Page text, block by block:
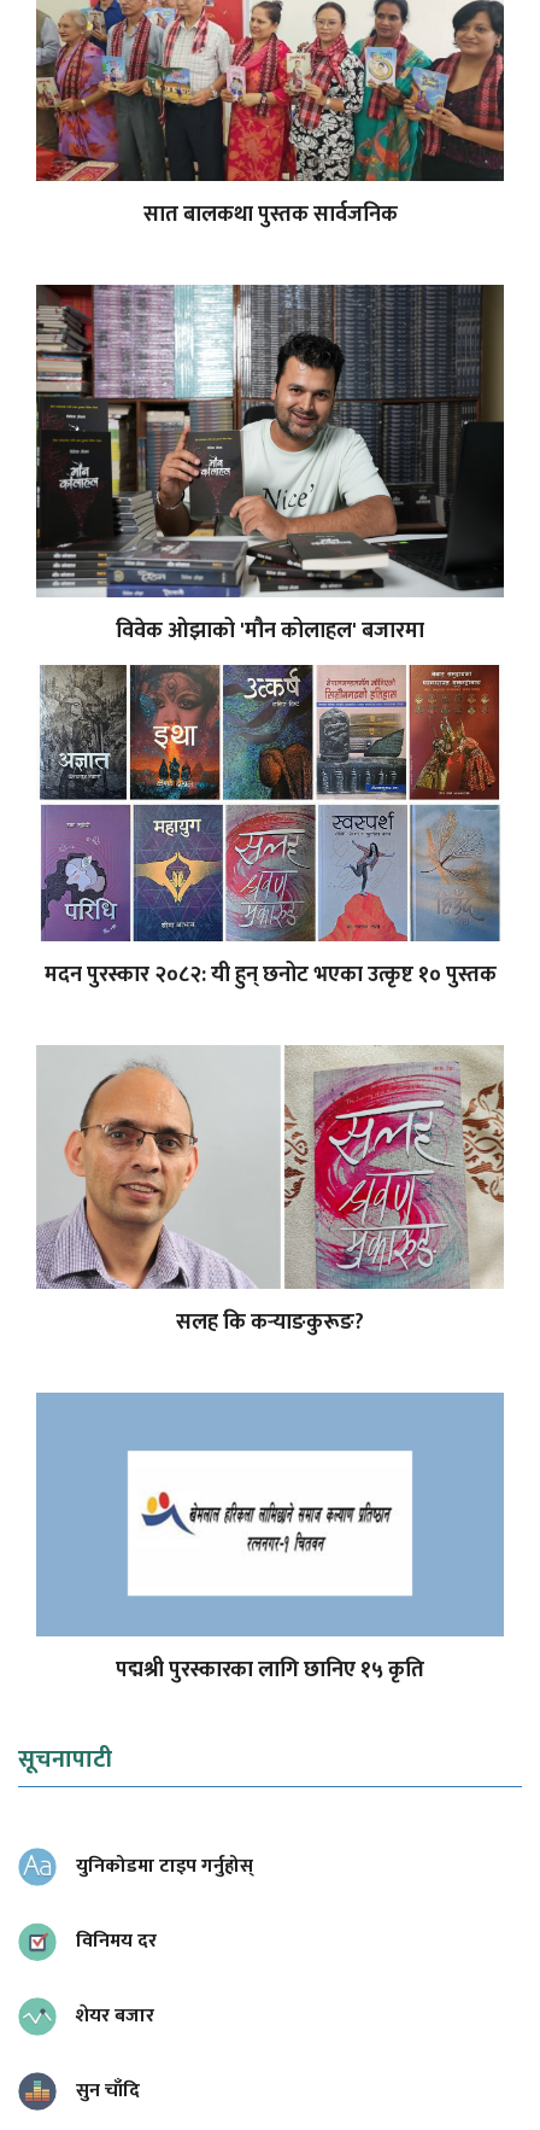
सात बालकथा पुस्तक सार्वजनिक
विवेक ओझाको 'मौन कोलाहल' बजारमा
मदन पुरस्कार २०८२: यी हुन् छनोट भएका उत्कृष्ट १० पुस्तक
सलह कि कर्‍याङकुरूङ?
पद्मश्री पुरस्कारका लागि छानिए १५ कृति
सूचनापाटी
युनिकोडमा टाइप गर्नुहोस्
विनिमय दर
शेयर बजार
सुन चाँदि